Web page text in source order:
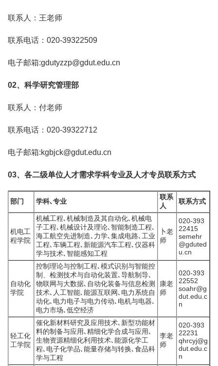
联系人：王老师
联系电话：020-39322509
电子邮箱:gdutyzzp@gdut.edu.cn
02、科学研究管理部
联系人：付老师
联系电话：020-39322712
电子邮箱:kgbjck@gdut.edu.cn
03、各二级单位人才需求学科专业及人才专员联系方式
部门 学科､专业
联系
人
联系方式
机电工
程学院
机械工程､机械制造及其自动化､机械电
子工程､机械设计及理论､智能制造工程､
海工航空先进制造､力学､集成电路､工业
工程､车辆工程､新能源汽车工程､仪器科
学与技术､智能感知工程
卜老
师
020-393
22415
semehr
@gduted
u.cn
自动化
学院
控制理论与控制工程､模式识别与智能控
制、检测技术与自动化装置､导航制导､
物联网与大数据､自动化装备与信息检测
技术､人工智能､能源互联网､电力系统自
动化､电力电子与电力传动､电机与电器､
电力市场､低空经济
康老
师
020-393
22552
soahr@g
dut.edu.c
n
轻工化
工学院
催化新材料研究及应用技术､新型功能材
料的制备与应用､精细化学合成与应用､
生物资源精细化利用技术､能源化学工
程､电子化学品､能量存储与转换､食品科
学与工程
李老
师
020-393
22231
qhrcyj@g
dut.edu.c
n